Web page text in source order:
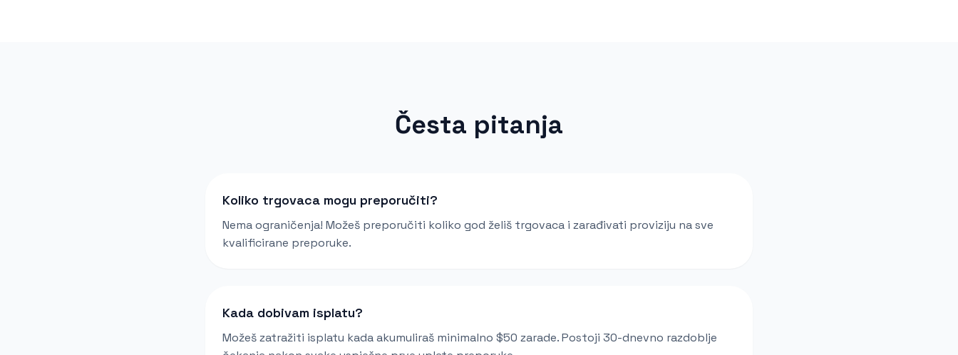
Česta pitanja
Koliko trgovaca mogu preporučiti?
Nema ograničenja! Možeš preporučiti koliko god želiš trgovaca i zarađivati proviziju na sve
kvalificirane preporuke.
Kada dobivam isplatu?
Možeš zatražiti isplatu kada akumuliraš minimalno $50 zarade. Postoji 30-dnevno razdoblje